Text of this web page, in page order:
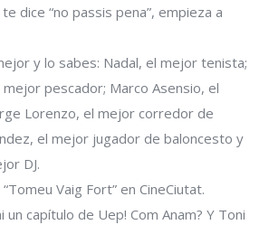
dice “no passis pena”, empieza a
y lo sabes: Nadal, el mejor tenista;
pescador; Marco Asensio, el
Lorenzo, el mejor corredor de
el mejor jugador de baloncesto y
DJ.
Vaig Fort” en CineCiutat.
capítulo de Uep! Com Anam? Y Toni